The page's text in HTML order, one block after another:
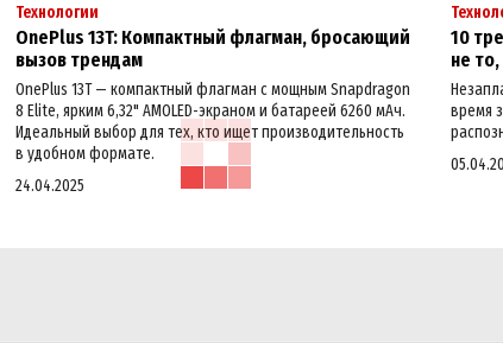
Технологии
OnePlus 13T: Компактный флагман, бросающий
вызов трендам
OnePlus 13T — компактный флагман с мощным Snapdragon
8 Elite, ярким 6,32" AMOLED-экраном и батареей 6260 мАч.
Идеальный выбор для тех, кто ищет производительность
в удобном формате.
24.04.2025
10
не
время